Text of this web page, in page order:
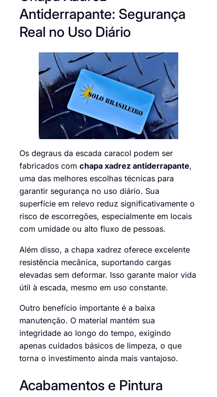
Antiderrapante: Segurança
Real no Uso Diário
Os degraus da escada caracol podem ser
fabricados com chapa xadrez antiderrapante,
uma das melhores escolhas técnicas para
garantir segurança no uso diário. Sua
superfície em relevo reduz significativamente o
risco de escorregões, especialmente em locais
com umidade ou alto fluxo de pessoas.
Além disso, a chapa xadrez oferece excelente
resistência mecânica, suportando cargas
elevadas sem deformar. Isso garante maior vida
útil à escada, mesmo em uso constante.
Outro benefício importante é a baixa
manutenção. O material mantém sua
integridade ao longo do tempo, exigindo
apenas cuidados básicos de limpeza, o que
torna o investimento ainda mais vantajoso.
Acabamentos e Pintura